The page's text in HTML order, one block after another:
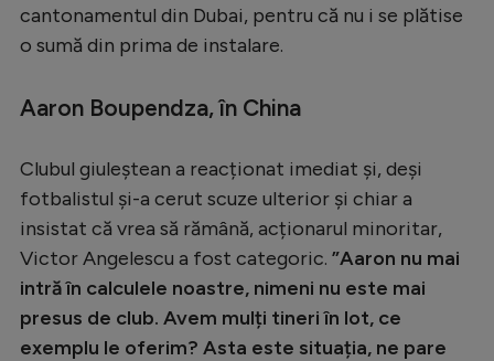
Bundesliga
Campionate
EURO 2024
Stranieri
cantonamentul din Dubai, pentru că nu i se plătise
o sumă din prima de instalare.
Aaron Boupendza, în China
Clubul giuleștean a reacționat imediat și, deși
fotbalistul și-a cerut scuze ulterior și chiar a
insistat că vrea să rămână, acționarul minoritar,
Victor Angelescu a fost categoric. ”Aaron nu mai
intră în calculele noastre, nimeni nu este mai
presus de club. Avem mulți tineri în lot, ce
exemplu le oferim? Asta este situația, ne pare